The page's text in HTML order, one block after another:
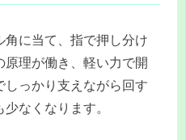
角に当て、指で押し分け
原理が働き、軽い力で開
しっかり支えながら回す
なくなります。